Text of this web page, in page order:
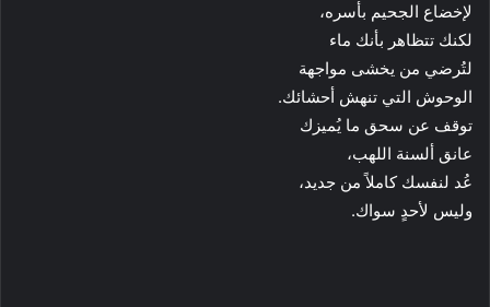
لإخضاع الجحيم بأسره،
لكنك تتظاهر بأنك ماء
لتُرضي من يخشى مواجهة
الوحوش التي تنهش أحشائك.
توقف عن سحق ما يُميزك
عانق ألسنة اللهب،
عُد لنفسك كاملاً من جديد،
وليس لأحدٍ سواك.